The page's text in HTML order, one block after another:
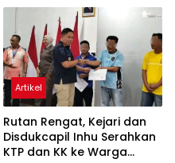
Artikel
Rutan Rengat, Kejari dan
Disdukcapil Inhu Serahkan
KTP dan KK ke Warga